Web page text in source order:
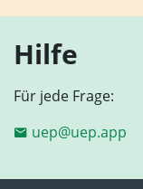
Hilfe
Für jede Frage:
uep@uep.app